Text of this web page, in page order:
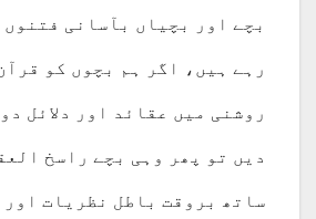
بچے اور بچیاں بآسانی فتنوں
رہے ہیں، اگر ہم بچوں کو
روشنی میں عقائد اور دلائل
دیں تو پھر وہی بچے راسخ
ساتھ بروقت باطل نظریات